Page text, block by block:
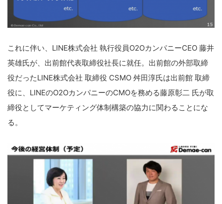
これに伴い、LINE株式会社 執行役員O2OカンパニーCEO 藤井
英雄氏が、出前館代表取締役社長に就任。出前館の外部取締
役だったLINE株式会社 取締役 CSMO 舛田淳氏は出前館 取締
役に、LINEのO2OカンパニーのCMOを務める藤原彰二 氏が取
締役としてマーケティング体制構築の協力に関わることにな
る。